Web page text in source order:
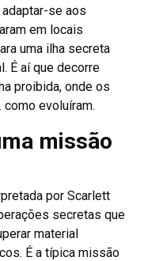
se aos
em locais
uma ilha secreta
É aí que decorre
proibida, onde os
evoluíram.
missão
por Scarlett
secretas que
material
É a típica missão